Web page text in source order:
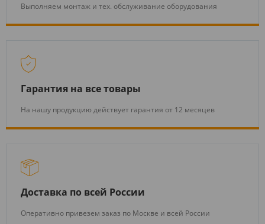
Выполняем монтаж и тех. обслуживание оборудования
Гарантия на все товары
На нашу продукцию действует гарантия от 12 месяцев
Доставка по всей России
Оперативно привезем заказ по Москве и всей России